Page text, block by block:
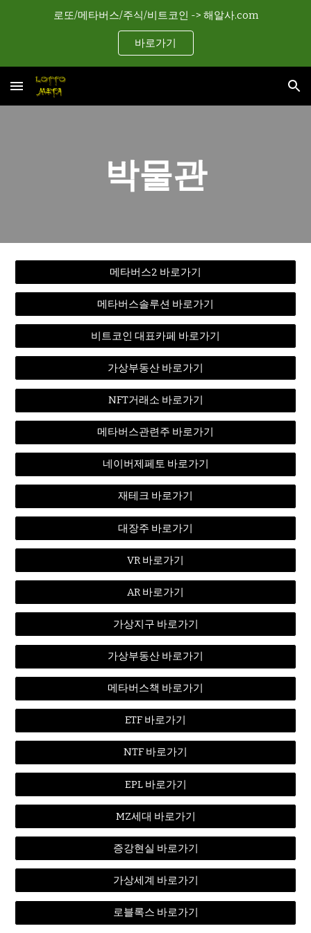
로또/메타버스/주식/비트코인 -> 해알사.com
바로가기
박물관
메타버스2 바로가기
메타버스솔루션 바로가기
비트코인 대표카페 바로가기
가상부동산 바로가기
NFT거래소 바로가기
메타버스관련주 바로가기
네이버제페토 바로가기
재테크 바로가기
대장주 바로가기
VR 바로가기
AR 바로가기
가상지구 바로가기
가상부동산 바로가기
메타버스책 바로가기
ETF 바로가기
NTF 바로가기
EPL 바로가기
MZ세대 바로가기
증강현실 바로가기
가상세계 바로가기
로블록스 바로가기